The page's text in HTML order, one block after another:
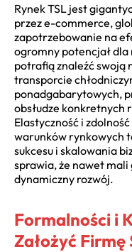
Rynek TSL jest
przez e-commerce,
zapotrzebowanie na
ogromny potencjał
potrafią znaleźć swoją
transporcie
ponadgabarytowych,
obsłudze konkretnych
Elastyczność i
warunków rynkowych
sukcesu i skalowania
sprawia, że nawet mali
dynamiczny rozwój.
Formalności i
Założyć